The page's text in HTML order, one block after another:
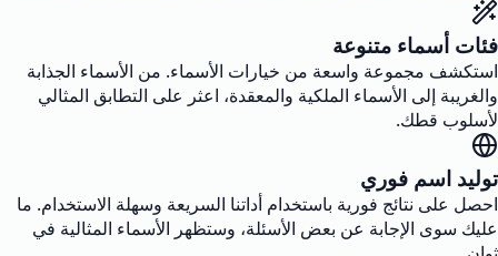
فئات أسماء متنوعة
استكشف مجموعة واسعة من خيارات الأسماء. من الأسماء الجذابة
والغريبة إلى الأسماء الملكية والمعقدة، اعثر على التطابق المثالي
لأسلوب قطك.
توليد اسم فوري
احصل على نتائج فورية باستخدام أداتنا السريعة وسهلة الاستخدام. ما
عليك سوى الإجابة عن بعض الأسئلة، وستظهر الأسماء المثالية في